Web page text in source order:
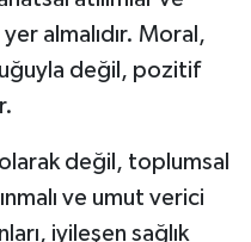
almalıdır. Moral,
değil, pozitif
değil, toplumsal
ve umut verici
iyileşen sağlık